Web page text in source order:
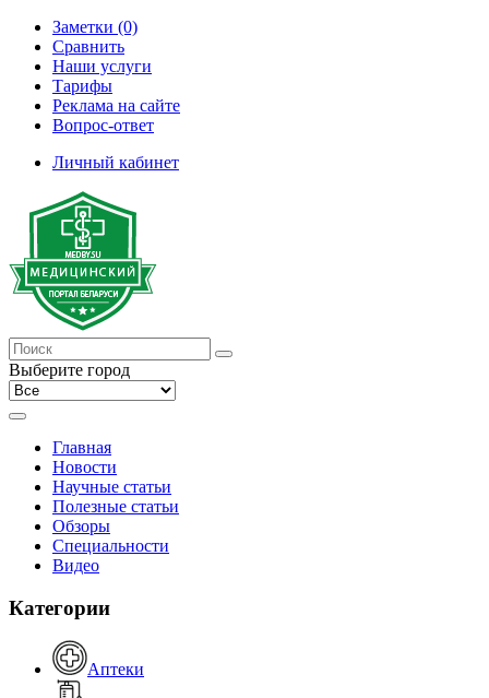
Заметки (0)
Сравнить
Наши услуги
Тарифы
Реклама на сайте
Вопрос-ответ
Личный кабинет
Выберите город
Главная
Новости
Научные статьи
Полезные статьи
Обзоры
Специальности
Видео
Категории
Аптеки